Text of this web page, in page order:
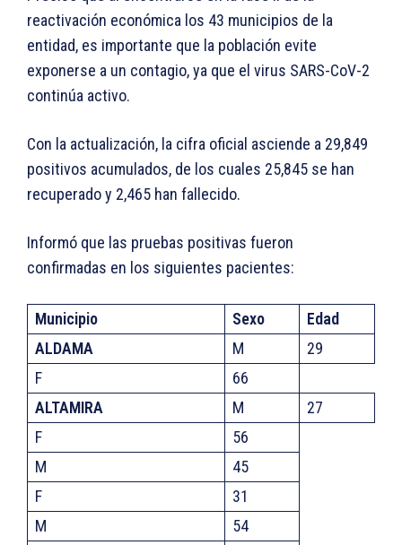
reactivación económica los 43 municipios de la
entidad, es importante que la población evite
exponerse a un contagio, ya que el virus SARS-CoV-2
continúa activo.
Con la actualización, la cifra oficial asciende a 29,849
positivos acumulados, de los cuales 25,845 se han
recuperado y 2,465 han fallecido.
Informó que las pruebas positivas fueron
confirmadas en los siguientes pacientes:
Municipio Sexo
Edad
ALDAMA
M
29
F
66
ALTAMIRA
M
27
F
56
M
45
F
31
M
54